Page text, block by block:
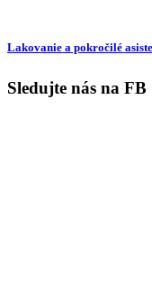
Lakovanie a pokročilé
Sledujte nás na FB